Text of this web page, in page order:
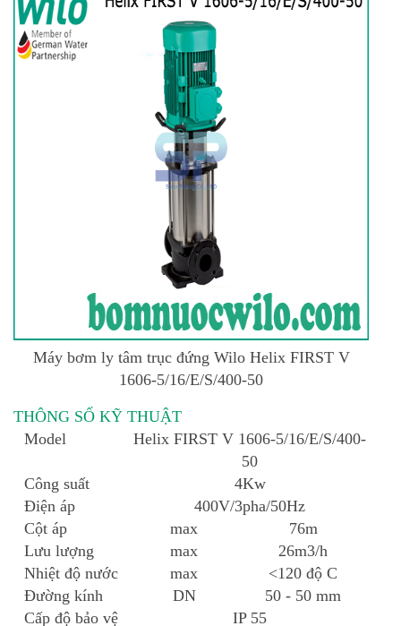
Máy bơm ly tâm trục đứng Wilo Helix FIRST V
1606-5/16/E/S/400-50
THÔNG SỐ KỸ THUẬT
Model
Helix FIRST V 1606-5/16/E/S/400-
50
Công suất
4Kw
Điện áp
400V/3pha/50Hz
Cột áp
max
76m
Lưu lượng
max
26m3/h
Nhiệt độ nước
max
<120 độ C
Đường kính
DN
50 - 50 mm
Cấp độ bảo vệ
IP 55